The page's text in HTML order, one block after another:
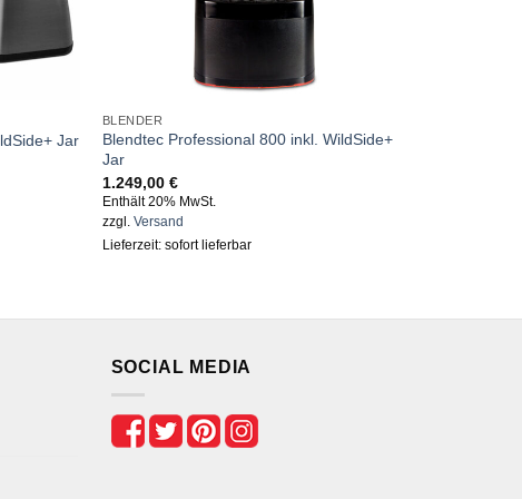
Jar
BLENDER
Blendtec Professional 800 inkl. WildSide+
Jar
1.249,00 €
Enthält 20% MwSt.
zzgl. Versand
Lieferzeit: sofort lieferbar
SOCIAL MEDIA